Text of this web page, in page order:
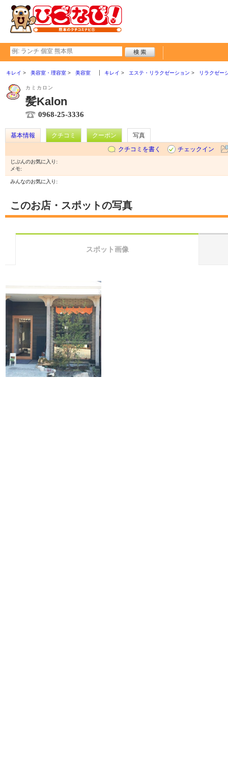
キレイ 美容室・理容室 美容室 キレイ エステ・リラクゼーション リラクゼー
カミカロン
髪Kalon
0968-25-3336
基本情報 クチコミ クーポン
写真
クチコミを書く
チェックイン
じぶんのお気に入り:
メモ:
みんなのお気に入り:
このお店・スポットの写真
スポット画像